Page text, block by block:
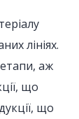
лініях.
аж
що
що